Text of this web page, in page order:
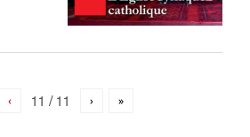
‹ 11 / 11 › »